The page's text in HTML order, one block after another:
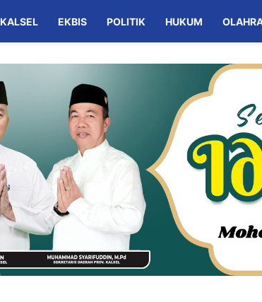
KALSEL EKBIS POLITIK HUKUM